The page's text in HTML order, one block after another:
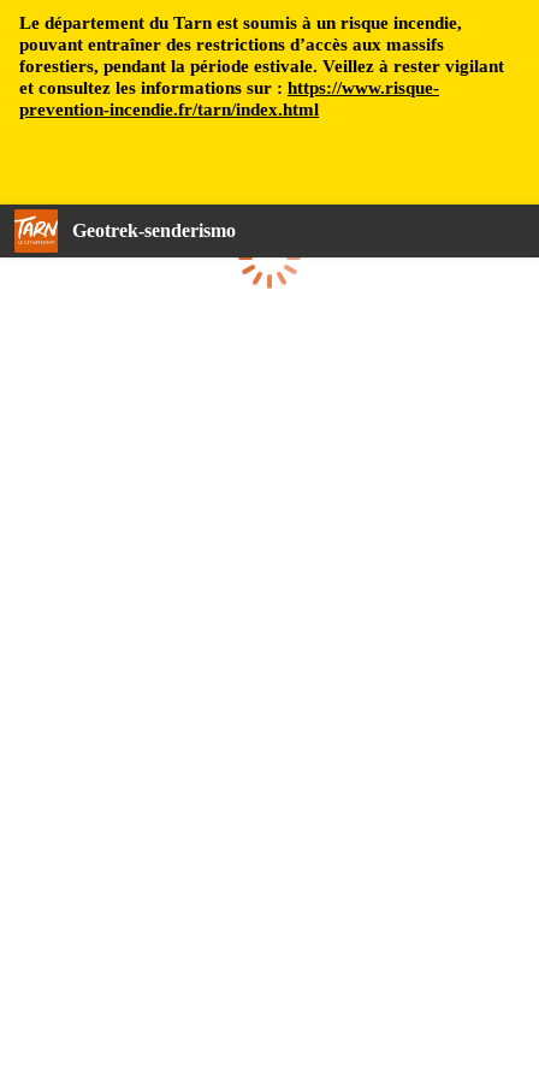
Le département du Tarn est soumis à un risque incendie,
pouvant entraîner des restrictions d’accès aux massifs
forestiers, pendant la période estivale. Veillez à rester vigilant
et consultez les informations sur : https://www.risque-
prevention-incendie.fr/tarn/index.html
Geotrek-senderismo
Cargando